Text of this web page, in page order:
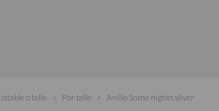
o talle > Por talle > Anillo Some nights silver